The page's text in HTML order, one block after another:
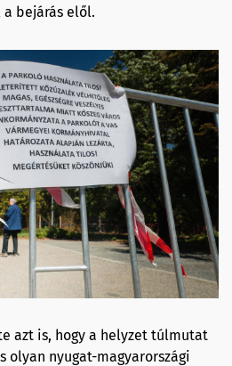
bejárás elől.
azt is, hogy a helyzet túlmutat
olyan nyugat-magyarországi